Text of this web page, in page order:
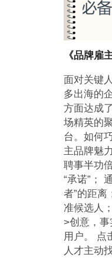
《品牌雇
面对关键
多出海的
方面达成
场精英的
台。如何
主品牌魅
聘事半功
“承诺”；
者”的距离
准候选人
>创意，
用户。 点
人才主动